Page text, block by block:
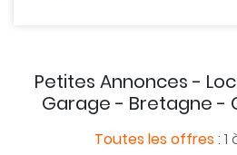
Petites Annonces -
Garage - Bretagne -
Toutes les offres:1